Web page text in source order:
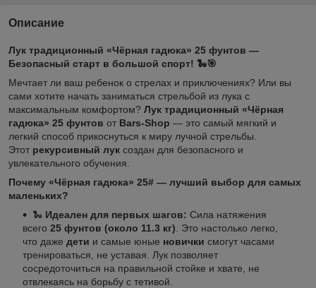
Описание
Лук традиционный «Чёрная гадюка» 25 фунтов —
Безопасный старт в большой спорт! 🐍🎯
Мечтает ли ваш ребенок о стрелах и приключениях? Или вы
сами хотите начать заниматься стрельбой из лука с
максимальным комфортом? Лук традиционный «Чёрная
гадюка» 25 фунтов от Bars-Shop — это самый мягкий и
легкий способ прикоснуться к миру лучной стрельбы.
Этот рекурсивный лук создан для безопасного и
увлекательного обучения.
Почему «Чёрная гадюка» 25# — лучший выбор для самых
маленьких?
🐍 Идеален для первых шагов: Сила натяжения
всего 25 фунтов (около 11.3 кг) . Это настолько легко,
что даже дети и самые юные новички смогут часами
тренироваться, не уставая. Лук позволяет
сосредоточиться на правильной стойке и хвате, не
отвлекаясь на борьбу с тетивой.